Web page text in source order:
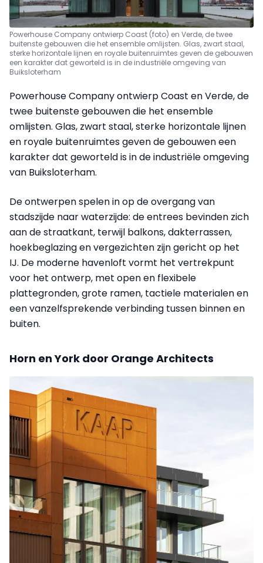
Powerhouse Company ontwierp Coast (foto) en Verde, de twee
buitenste gebouwen die het ensemble omlijsten. Glas, zwart staal,
sterke horizontale lijnen en royale buitenruimtes geven de gebouwen
een karakter dat geworteld is in de industriële omgeving van
Buiksloterham
Powerhouse Company ontwierp Coast en Verde, de
twee buitenste gebouwen die het ensemble
omlijsten. Glas, zwart staal, sterke horizontale lijnen
en royale buitenruimtes geven de gebouwen een
karakter dat geworteld is in de industriële omgeving
van Buiksloterham.
De ontwerpen spelen in op de overgang van
stadszijde naar waterzijde: de entrees bevinden zich
aan de straatkant, terwijl balkons, dakterrassen,
hoekbeglazing en vergezichten zijn gericht op het
IJ. De moderne havenloft vormt het vertrekpunt
voor het ontwerp, met open en flexibele
plattegronden, grote ramen, tactiele materialen en
een vanzelfsprekende verbinding tussen binnen en
buiten.
Horn en York door Orange Architects